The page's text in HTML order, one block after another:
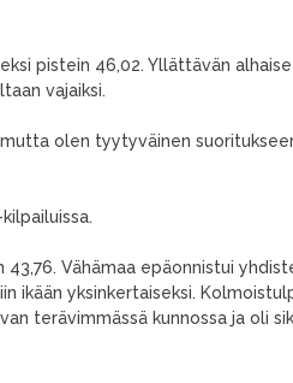
pistein 46,02. Yllättävän
vajaiksi.
olen tyytyväinen
Vähämaa epäonnistui
ikään yksinkertaiseksi.
terävimmässä kunnossa ja oli